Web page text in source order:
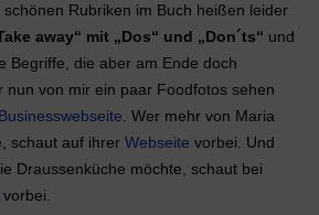
schönen Rubriken im Buch heißen leider
away“ mit „Dos“ und „Don´ts“ und
Begriffe, die aber am Ende doch
nun von mir ein paar Foodfotos sehen
Businesswebseite . Wer mehr von Maria
schaut auf ihrer Webseite vorbei. Und
Draussenküche möchte, schaut bei